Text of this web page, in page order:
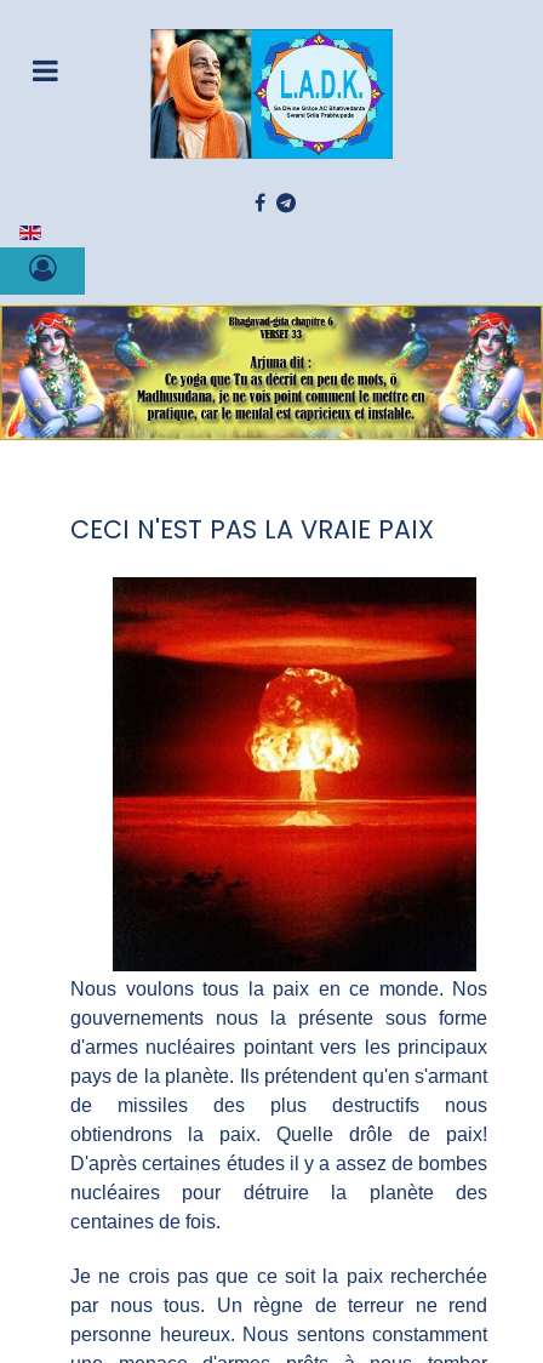
Sélectionnez votre langue
CECI N'EST PAS LA VRAIE PAIX
Nous voulons tous la paix en ce monde. Nos
gouvernements nous la présente sous forme
d'armes nuc léaires pointant vers les principaux
pays de la planète. Ils prétendent qu'en s'armant
de missiles des plus destructifs nous
obtiendrons la paix. Quelle drôle de paix!
D'après certaines études il y a assez de bombes
nucléaires pour détruire la planète des
centaines de fois.
Je ne crois pas que ce soit la paix recherchée
par nous tous. Un règne de terreur ne rend
personne heureux. Nous sentons constamment